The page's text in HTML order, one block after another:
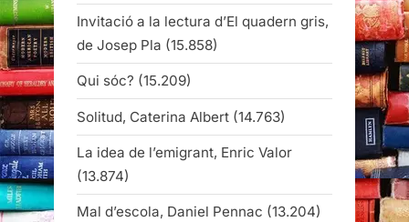
Invitació a la lectura d’El quadern gris,
de Josep Pla (15.858)
Qui sóc? (15.209)
Solitud, Caterina Albert (14.763)
La idea de l’emigrant, Enric Valor
(13.874)
Mal d’escola, Daniel Pennac (13.204)